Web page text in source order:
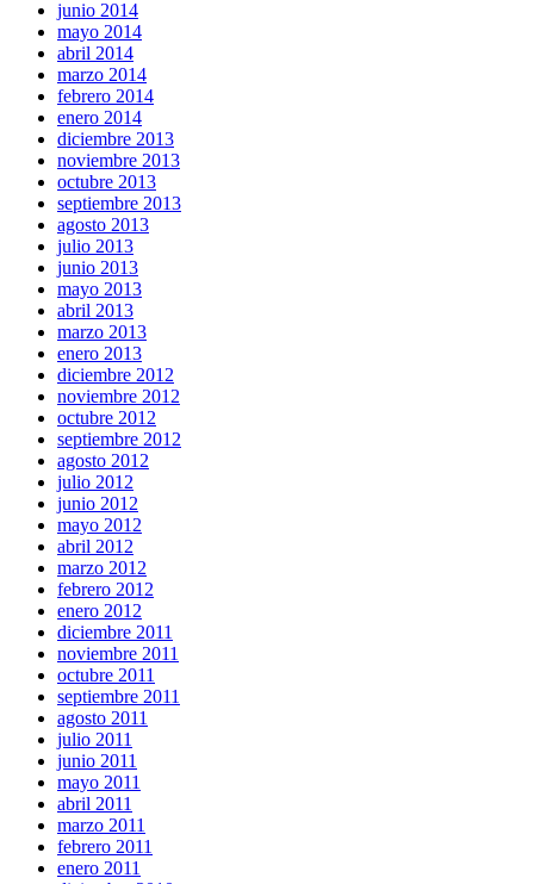
junio 2014
mayo 2014
abril 2014
marzo 2014
febrero 2014
enero 2014
diciembre 2013
noviembre 2013
octubre 2013
septiembre 2013
agosto 2013
julio 2013
junio 2013
mayo 2013
abril 2013
marzo 2013
enero 2013
diciembre 2012
noviembre 2012
octubre 2012
septiembre 2012
agosto 2012
julio 2012
junio 2012
mayo 2012
abril 2012
marzo 2012
febrero 2012
enero 2012
diciembre 2011
noviembre 2011
octubre 2011
septiembre 2011
agosto 2011
julio 2011
junio 2011
mayo 2011
abril 2011
marzo 2011
febrero 2011
enero 2011